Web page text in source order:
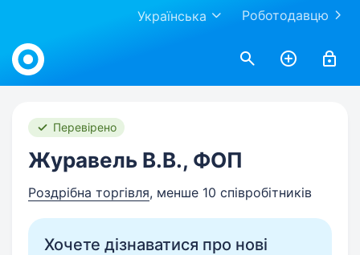
Роботодавцю
Українська
Work.ua
Перевірено
Журавель В.В., ФОП
Роздрібна торгівля, менше 10 співробітників
Хочете дізнаватися про нові